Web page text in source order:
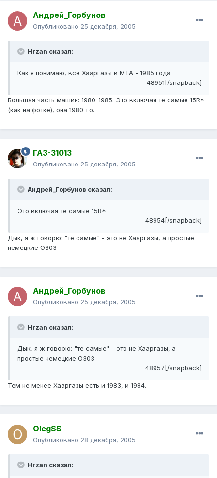
Андрей_Горбунов
Опубликовано 25 декабря, 2005
Hrzan сказал:
Как я понимаю, все Хааргазы в МТА - 1985 года
48951[/snapback]
Большая часть машин: 1980-1985. Это включая те самые 15R*
(как на фотке), она 1980-го.
ГАЗ-31013
Опубликовано 25 декабря, 2005
Андрей_Горбунов сказал:
Это включая те самые 15R*
48954[/snapback]
Дык, я ж говорю: "те самые" - это не Хааргазы, а простые
немецкие О303
Андрей_Горбунов
Опубликовано 25 декабря, 2005
Hrzan сказал:
Дык, я ж говорю: "те самые" - это не Хааргазы, а
простые немецкие О303
48957[/snapback]
Тем не менее Хааргазы есть и 1983, и 1984.
OlegSS
Опубликовано 28 декабря, 2005
Hrzan сказал: